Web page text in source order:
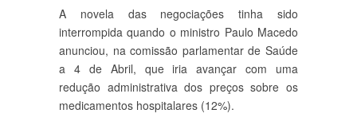
A novela das negociações tinha sido
interrompida quando o ministro Paulo Macedo
anunciou, na comissão parlamentar de Saúde
a 4 de Abril, que iria avançar com uma
redução administrativa dos preços sobre os
medicamentos hospitalares (12%).